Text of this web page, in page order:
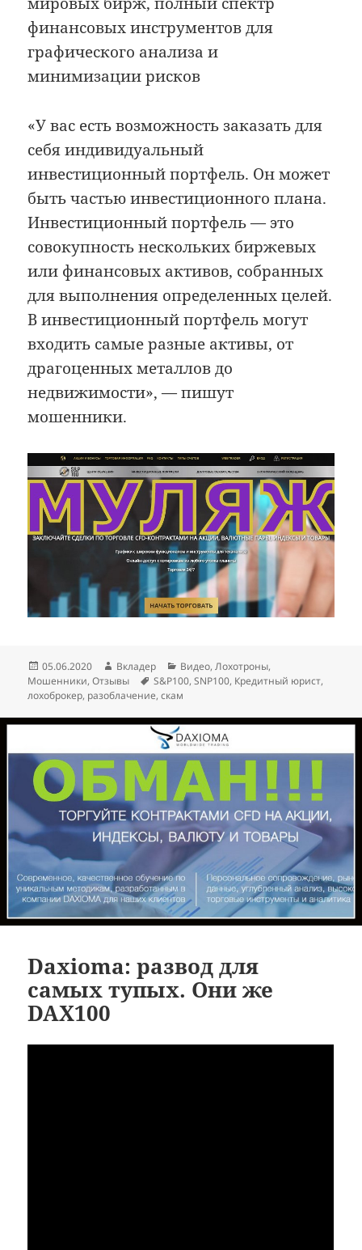
финансовых инструментов для
графического анализа и
минимизации рисков
«У вас есть возможность заказать для
себя индивидуальный
инвестиционный портфель. Он может
быть частью инвестиционного плана.
Инвестиционный портфель — это
совокупность нескольких биржевых
или финансовых активов, собранных
для выполнения определенных целей.
В инвестиционный портфель могут
входить самые разные активы, от
драгоценных металлов до
недвижимости», — пишут
мошенники.
Опубликовано
05.06.2020 Автор
Вкладер Рубрики
Видео,Лохотроны,
Мошенники,Отзывы Метки
S&P100,SNP100, Кредитный юрист,
лохоброкер, разоблачение,скам
Daxioma: развод для
самых тупых. Они же
DAX100